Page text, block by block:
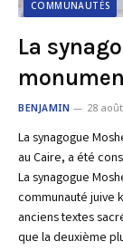
COMMUNAUTÉS
La
BENJAMIN 28
La synagogue
au Caire, a été
La synagogue
communauté juive
anciens textes
que la deuxième